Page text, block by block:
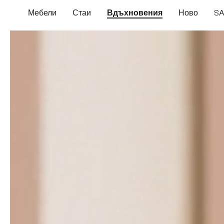
към основното съдържание
Преминете към търсенето
Преминете към основната навигация
Мебели Стаи Вдъхновения Ново